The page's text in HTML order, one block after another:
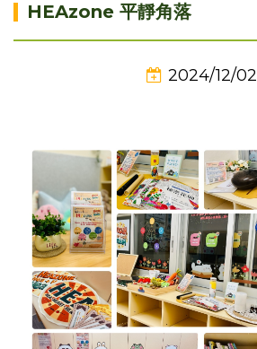
HEAzone 平靜角落
2024/12/02